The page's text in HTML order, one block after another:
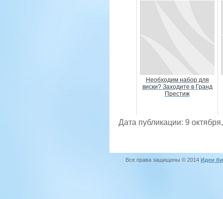
Необходим набор для
виски? Заходите в Гранд
Престиж
Дата публикации: 9
Все права защищены © 2014 Идеи